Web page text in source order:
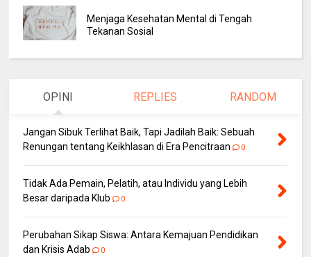
Menjaga Kesehatan Mental di Tengah
Tekanan Sosial
OPINI REPLIES RANDOM
Jangan Sibuk Terlihat Baik, Tapi Jadilah Baik: Sebuah
Renungan tentang Keikhlasan di Era Pencitraan
0
Tidak Ada Pemain, Pelatih, atau Individu yang Lebih
Besar daripada Klub
0
Perubahan Sikap Siswa: Antara Kemajuan Pendidikan
dan Krisis Adab
0